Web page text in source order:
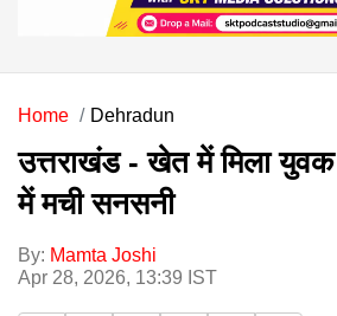
Home Dehradun
उत्तराखंड - खेत में मिला
में मची सनसनी
By: Mamta Joshi
Apr 28, 2026, 13:39 IST